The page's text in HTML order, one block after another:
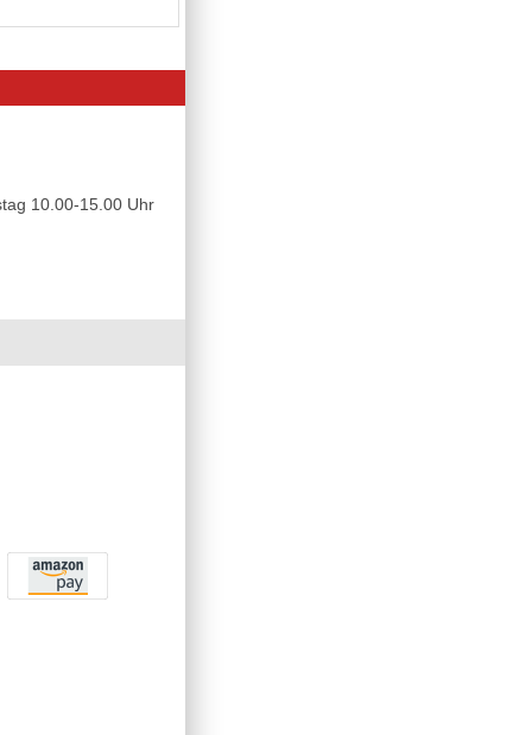
10.00-15.00 Uhr